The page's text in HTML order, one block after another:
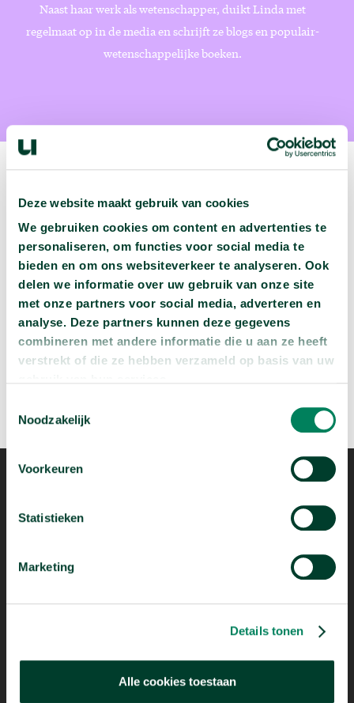
Deze website maakt gebruik van cookies
We gebruiken cookies om content en advertenties te
personaliseren, om functies voor social media te
bieden en om ons websiteverkeer te analyseren. Ook
delen we informatie over uw gebruik van onze site
met onze partners voor social media, adverteren en
analyse. Deze partners kunnen deze gegevens
combineren met andere informatie die u aan ze heeft
verstrekt of die ze hebben verzameld op basis van uw
Noodzakelijk
Voorkeuren
Statistieken
Marketing
Details tonen
Alle cookies toestaan
Naast haar werk als wetenschapper, duikt Linda met
regelmaat op in de media en schrijft ze blogs en populair-
wetenschappelijke boeken.
Volgende podcast:
Wat zijn jouw naam en bsn-nummer waard?
Beluister deze podcast arrow_forward